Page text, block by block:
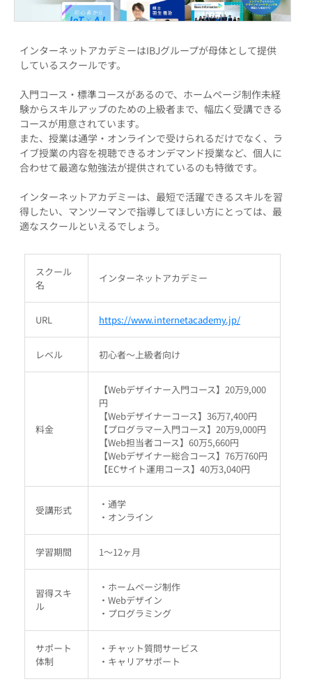
インターネットアカデミーはIBJグループが母体として提供
しているスクールです。
入門コース・標準コースがあるので、ホームページ制作未経
験からスキルアップのための上級者まで、幅広く受講できる
コースが用意されています。
また、授業は通学・オンラインで受けられるだけでなく、ラ
イブ授業の内容を視聴できるオンデマンド授業など、個人に
合わせて最適な勉強法が提供されているのも特徴です。
インターネットアカデミーは、最短で活躍できるスキルを習
得したい、マンツーマンで指導してほしい方にとっては、最
適なスクールといえるでしょう。
スクール
名
インターネットアカデミー
URL https://www.internetacademy.jp/
レベル 初心者～上級者向け
料金
【Webデザイナー入門コース】20万9,000
円
【Webデザイナーコース】36万7,400円
【プログラマー入門コース】20万9,000円
【Web担当者コース】60万5,660円
【Webデザイナー総合コース】76万760円
【ECサイト運用コース】40万3,040円
受講形式
・通学
・オンライン
学習期間 1～12ヶ月
習得スキ
ル
・ホームページ制作
・Webデザイン
・プログラミング
サポート
体制
・チャット質問サービス
・キャリアサポート